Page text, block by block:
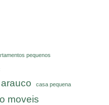
pequenos
casa pequena
moveis